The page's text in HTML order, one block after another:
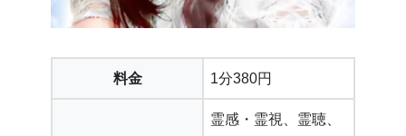
料金 1分380円
霊感・霊視、霊聴、